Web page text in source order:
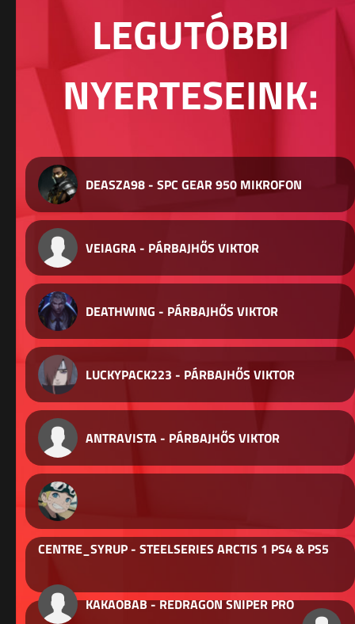
LEGUTÓBBI
NYERTESEINK:
DEASZA98 - SPC GEAR 950 MIKROFON
VEIAGRA - PÁRBAJHŐS VIKTOR
DEATHWING - PÁRBAJHŐS VIKTOR
LUCKYPACK223 - PÁRBAJHŐS VIKTOR
ANTRAVISTA - PÁRBAJHŐS VIKTOR
CENTRE_SYRUP - STEELSERIES ARCTIS 1 PS4 & PS5
KAKAOBAB - REDRAGON SNIPER PRO